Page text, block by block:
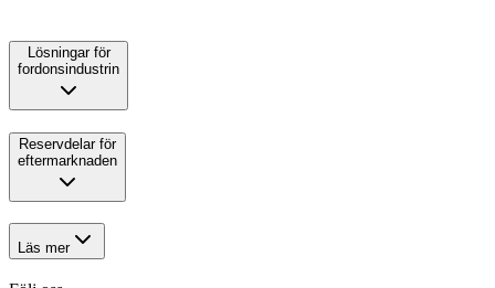
Lösningar för
fordonsindustrin
Reservdelar för
eftermarknaden
Läs mer